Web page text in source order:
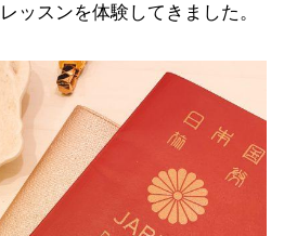
ッスンを体験してきました。